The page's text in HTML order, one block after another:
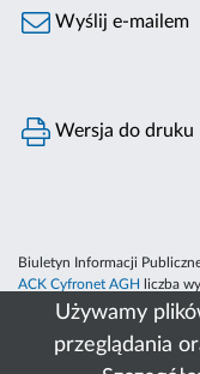
Używamy
przeglądania
Wyślij e-mailem
Wersja do druku
Biuletyn Informacji
ACK Cyfronet AGH
liczba